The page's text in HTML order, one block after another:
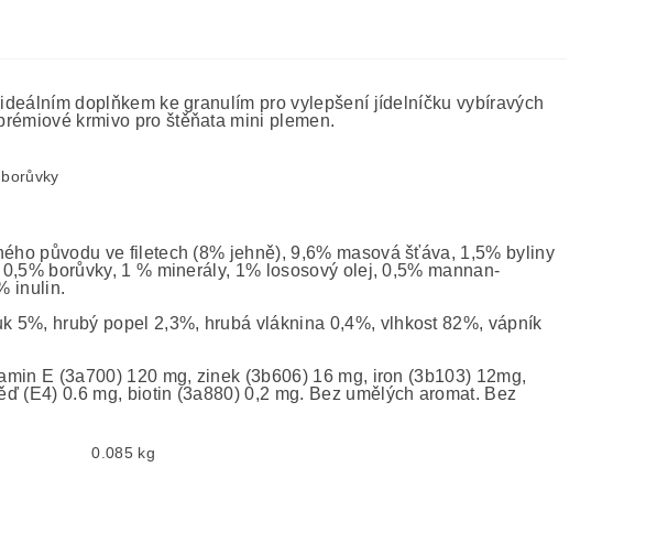
doplňkem ke granulím pro vylepšení jídelníčku vybíravých
krmivo pro štěňata mini plemen.
původu ve filetech (8% jehně), 9,6% masová šťáva, 1,5% byliny
borůvky, 1 % minerály, 1% lososový olej, 0,5% mannan-
inulin.
5%, hrubý popel 2,3%, hrubá vláknina 0,4%, vlhkost 82%, vápník
E (3a700) 120 mg, zinek (3b606) 16 mg, iron (3b103) 12mg,
(E4) 0.6 mg, biotin (3a880) 0,2 mg. Bez umělých aromat. Bez
0.085 kg